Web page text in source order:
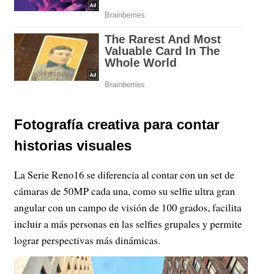
Fotografía creativa para contar
historias visuales
La Serie Reno16 se diferencia al contar con un set de
cámaras de 50MP cada una, como su selfie ultra gran
angular con un campo de visión de 100 grados, facilita
incluir a más personas en las selfies grupales y permite
lograr perspectivas más dinámicas.